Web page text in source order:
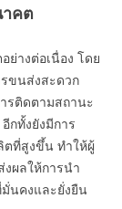
คต
ย่างต่อเนื่อง โดย
ขนส่งสะดวก
รติดตามสถานะ
กทั้งยังมีการ
ที่สูงขึ้น ทำให้ผู้
ผลให้การนำ
นคงและยั่งยืน